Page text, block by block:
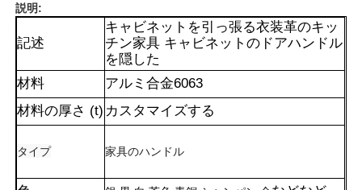
説明:
記述
キャビネットを引っ張る衣装革のキッ
チン家具 キャビネットのドアハンドル
を隠した
材料
アルミ合金6063
材料の厚さ (t) カスタマイズする
タイプ 家具のハンドル